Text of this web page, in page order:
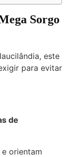
Sorgo
este
para evitar
de
orientam